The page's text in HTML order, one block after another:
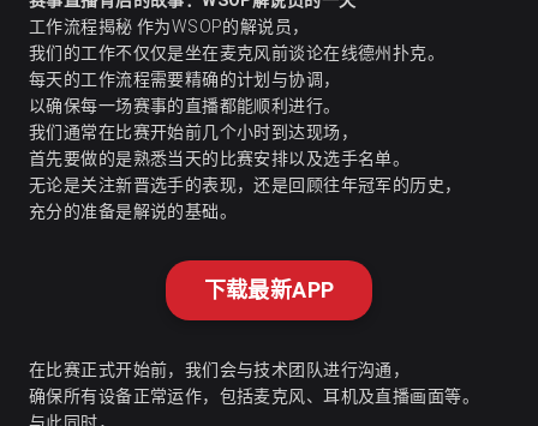
工作流程揭秘 作为WSOP的解说员，
我们的工作不仅仅是坐在麦克风前谈论在线德州扑克。
每天的工作流程需要精确的计划与协调，
以确保每一场赛事的直播都能顺利进行。
我们通常在比赛开始前几个小时到达现场，
首先要做的是熟悉当天的比赛安排以及选手名单。
无论是关注新晋选手的表现，还是回顾往年冠军的历史，
充分的准备是解说的基础。
下载最新APP
在比赛正式开始前，我们会与技术团队进行沟通，
确保所有设备正常运作，包括麦克风、耳机及直播画面等。